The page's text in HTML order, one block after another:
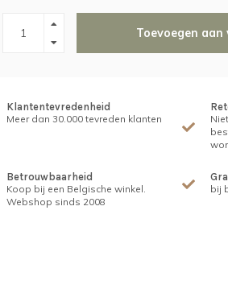
Toevoegen
Klantentevredenheid
Meer dan 30.000 tevreden klanten
Betrouwbaarheid
Koop bij een Belgische winkel.
Webshop sinds 2008
bij